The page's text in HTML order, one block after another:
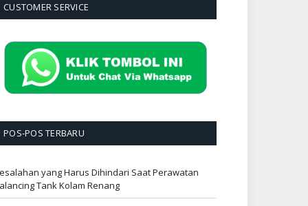
CUSTOMER SERVICE
POS-POS TERBARU
yang Harus Dihindari Saat Perawatan
Tank Kolam Renang